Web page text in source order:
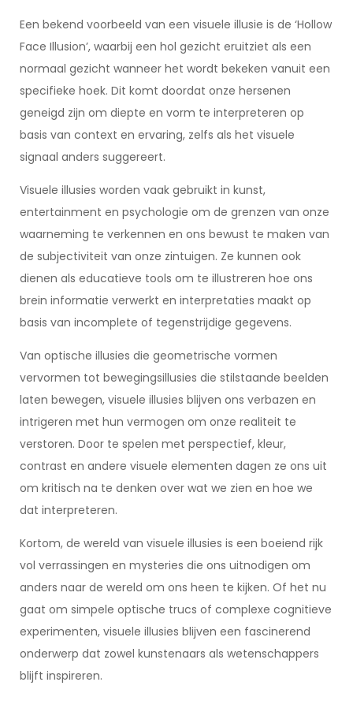
Een bekend voorbeeld van een visuele illusie is de ‘Hollow
Face Illusion’, waarbij een hol gezicht eruitziet als een
normaal gezicht wanneer het wordt bekeken vanuit een
specifieke hoek. Dit komt doordat onze hersenen
geneigd zijn om diepte en vorm te interpreteren op
basis van context en ervaring, zelfs als het visuele
signaal anders suggereert.
Visuele illusies worden vaak gebruikt in kunst,
entertainment en psychologie om de grenzen van onze
waarneming te verkennen en ons bewust te maken van
de subjectiviteit van onze zintuigen. Ze kunnen ook
dienen als educatieve tools om te illustreren hoe ons
brein informatie verwerkt en interpretaties maakt op
basis van incomplete of tegenstrijdige gegevens.
Van optische illusies die geometrische vormen
vervormen tot bewegingsillusies die stilstaande beelden
laten bewegen, visuele illusies blijven ons verbazen en
intrigeren met hun vermogen om onze realiteit te
verstoren. Door te spelen met perspectief, kleur,
contrast en andere visuele elementen dagen ze ons uit
om kritisch na te denken over wat we zien en hoe we
dat interpreteren.
Kortom, de wereld van visuele illusies is een boeiend rijk
vol verrassingen en mysteries die ons uitnodigen om
anders naar de wereld om ons heen te kijken. Of het nu
gaat om simpele optische trucs of complexe cognitieve
experimenten, visuele illusies blijven een fascinerend
onderwerp dat zowel kunstenaars als wetenschappers
blijft inspireren.